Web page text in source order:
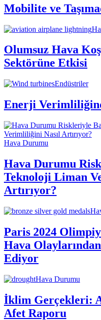
Mobilite ve
Olumsuz Hava
Sektörüne Etkisi
Endüstriler
Enerji
Hava Durumu
Hava Durumu
Teknoloji Liman
Artırıyor?
Paris 2024
Hava
Ediyor
Hava Durumu
İklim Gerçekleri:
Afet Raporu